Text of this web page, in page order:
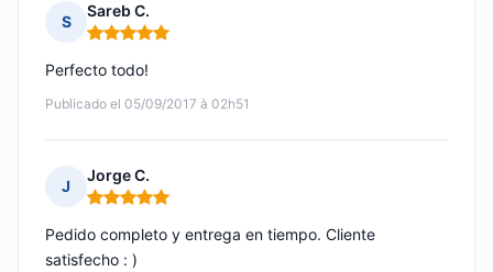
S
Sareb C.
Nota: 5 de 5
Publicado el 05/09/2017 à 02h51
Perfecto todo!
J
Jorge C.
Nota: 5 de 5
Pedido completo y entrega en tiempo. Cliente
satisfecho : )